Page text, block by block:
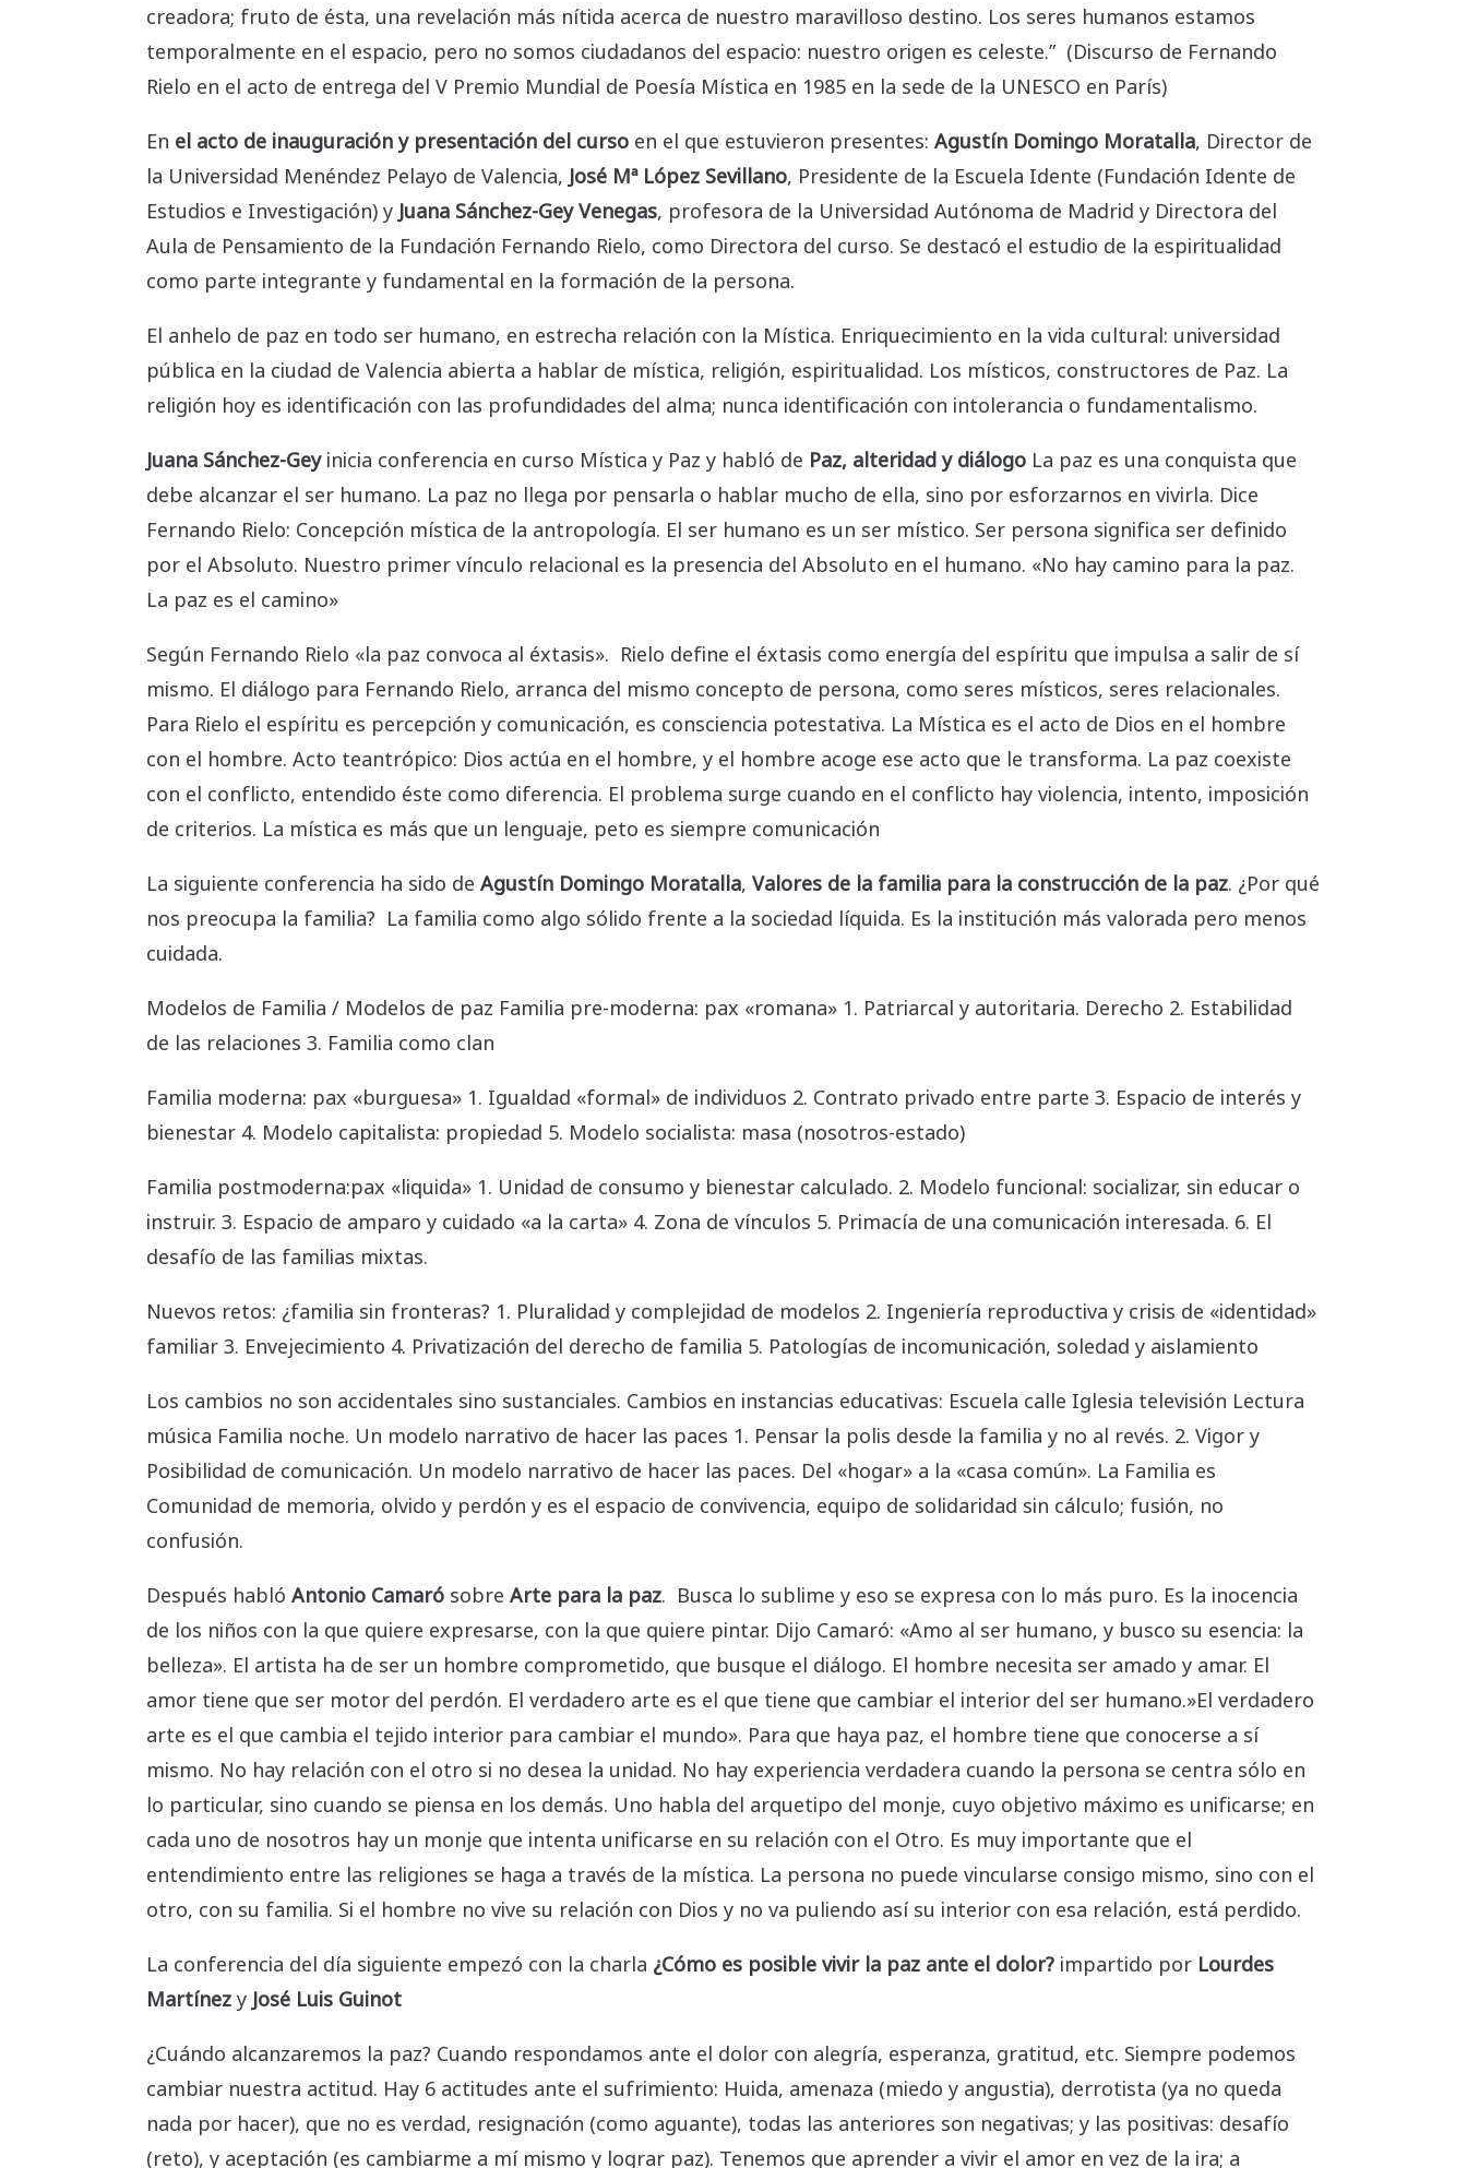
creadora; fruto de ésta, una revelación más nítida acerca de nuestro maravilloso destino. Los seres humanos estamos
temporalmente en el espacio, pero no somos ciudadanos del espacio: nuestro origen es celeste.” (Discurso de Fernando
Rielo en el acto de entrega del V Premio Mundial de Poesía Mística en 1985 en la sede de la UNESCO en París)
En el acto de inauguración y presentación del curso en el que estuvieron presentes:Agustín Domingo Moratalla, Director de
la Universidad Menéndez Pelayo de Valencia, José Mª López Sevillano, Presidente de la Escuela Idente (Fundación Idente de
Estudios e Investigación) y Juana Sánchez-Gey Venegas, profesora de la Universidad Autónoma de Madrid y Directora del
Aula de Pensamiento de la Fundación Fernando Rielo, como Directora del curso. Se destacó el estudio de la espiritualidad
como parte integrante y fundamental en la formación de la persona.
El anhelo de paz en todo ser humano, en estrecha relación con la Mística. Enriquecimiento en la vida cultural: universidad
pública en la ciudad de Valencia abierta a hablar de mística, religión, espiritualidad. Los místicos, constructores de Paz. La
religión hoy es identificación con las profundidades del alma; nunca identificación con intolerancia o fundamentalismo.
Juana Sánchez-Geyinicia conferencia en curso Mística y Paz y habló de Paz, alteridad y diálogo La paz es una conquista que
debe alcanzar el ser humano. La paz no llega por pensarla o hablar mucho de ella, sino por esforzarnos en vivirla. Dice
Fernando Rielo: Concepción mística de la antropología. El ser humano es un ser místico. Ser persona significa ser definido
por el Absoluto. Nuestro primer vínculo relacional es la presencia del Absoluto en el humano. «No hay camino para la paz.
La paz es el camino»
Según Fernando Rielo «la paz convoca al éxtasis». Rielo define el éxtasis como energía del espíritu que impulsa a salir de sí
mismo. El diálogo para Fernando Rielo, arranca del mismo concepto de persona, como seres místicos, seres relacionales.
Para Rielo el espíritu es percepción y comunicación, es consciencia potestativa. La Mística es el acto de Dios en el hombre
con el hombre. Acto teantrópico: Dios actúa en el hombre, y el hombre acoge ese acto que le transforma. La paz coexiste
con el conflicto, entendido éste como diferencia. El problema surge cuando en el conflicto hay violencia, intento, imposición
de criterios. La mística es más que un lenguaje, peto es siempre comunicación
La siguiente conferencia ha sido deAgustín Domingo Moratalla,Valores de la familia para la construcción de la paz. ¿Por qué
nos preocupa la familia? La familia como algo sólido frente a la sociedad líquida. Es la institución más valorada pero menos
cuidada.
Modelos de Familia / Modelos de paz Familia pre-moderna: pax «romana» 1. Patriarcal y autoritaria. Derecho 2. Estabilidad
de las relaciones 3. Familia como clan
Familia moderna: pax «burguesa» 1. Igualdad «formal» de individuos 2. Contrato privado entre parte 3. Espacio de interés y
bienestar 4. Modelo capitalista: propiedad 5. Modelo socialista: masa (nosotros-estado)
Familia postmoderna:pax «liquida» 1. Unidad de consumo y bienestar calculado. 2. Modelo funcional: socializar, sin educar o
instruir. 3. Espacio de amparo y cuidado «a la carta» 4. Zona de vínculos 5. Primacía de una comunicación interesada. 6. El
desafío de las familias mixtas.
Nuevos retos: ¿familia sin fronteras? 1. Pluralidad y complejidad de modelos 2. Ingeniería reproductiva y crisis de «identidad»
familiar 3. Envejecimiento 4. Privatización del derecho de familia 5. Patologías de incomunicación, soledad y aislamiento
Los cambios no son accidentales sino sustanciales. Cambios en instancias educativas: Escuela calle Iglesia televisión Lectura
música Familia noche. Un modelo narrativo de hacer las paces 1. Pensar la polis desde la familia y no al revés. 2. Vigor y
Posibilidad de comunicación. Un modelo narrativo de hacer las paces. Del «hogar» a la «casa común». La Familia es
Comunidad de memoria, olvido y perdón y es el espacio de convivencia, equipo de solidaridad sin cálculo; fusión, no
confusión.
Después hablóAntonio Camaró sobreArte para la paz. Busca lo sublime y eso se expresa con lo más puro. Es la inocencia
de los niños con la que quiere expresarse, con la que quiere pintar. Dijo Camaró: «Amo al ser humano, y busco su esencia: la
belleza». El artista ha de ser un hombre comprometido, que busque el diálogo. El hombre necesita ser amado y amar. El
amor tiene que ser motor del perdón. El verdadero arte es el que tiene que cambiar el interior del ser humano.»El verdadero
arte es el que cambia el tejido interior para cambiar el mundo». Para que haya paz, el hombre tiene que conocerse a sí
mismo. No hay relación con el otro si no desea la unidad. No hay experiencia verdadera cuando la persona se centra sólo en
lo particular, sino cuando se piensa en los demás. Uno habla del arquetipo del monje, cuyo objetivo máximo es unificarse; en
cada uno de nosotros hay un monje que intenta unificarse en su relación con el Otro. Es muy importante que el
entendimiento entre las religiones se haga a través de la mística. La persona no puede vincularse consigo mismo, sino con el
otro, con su familia. Si el hombre no vive su relación con Dios y no va puliendo así su interior con esa relación, está perdido.
La conferencia del día siguiente empezó con la charla ¿Cómo es posible vivir la paz ante el dolor? impartido por Lourdes
Martínezy José Luis Guinot
¿Cuándo alcanzaremos la paz? Cuando respondamos ante el dolor con alegría, esperanza, gratitud, etc. Siempre podemos
cambiar nuestra actitud. Hay 6 actitudes ante el sufrimiento: Huida, amenaza (miedo y angustia), derrotista (ya no queda
nada por hacer), que no es verdad, resignación (como aguante), todas las anteriores son negativas; y las positivas: desafío
(reto), y aceptación (es cambiarme a mí mismo y lograr paz). Tenemos que aprender a vivir el amor en vez de la ira; a